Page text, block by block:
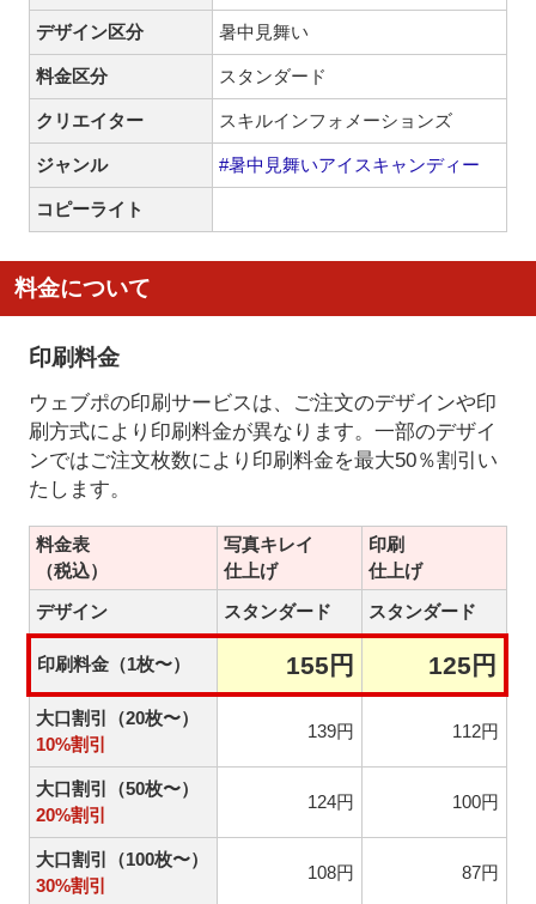
デザイン区分 暑中見舞い
料金区分 スタンダード
クリエイター スキルインフォメーションズ
ジャンル #暑中見舞いアイスキャンディー
コピーライト
料金について
印刷料金
ウェブポの印刷サービスは、ご注文のデザインや印
刷方式により印刷料金が異なります。一部のデザイ
ンではご注文枚数により印刷料金を最大50％割引い
たします。
料金表
（税込）
写真キレイ
仕上げ
印刷
仕上げ
デザイン
スタンダード スタンダード
印刷料金（1枚〜） 155円 125円
大口割引（20枚〜）
10%割引
139円 112円
大口割引（50枚〜）
20%割引
124円 100円
大口割引（100枚〜）
30%割引
108円 87円